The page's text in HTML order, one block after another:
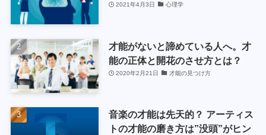
2021年4月3日 心理学
才能がないと諦めている人へ。才
能の正体と開花のさせ方とは？
2020年2月21日 才能の見つけ方
音楽の才能は先天的？ アーティス
トの才能の磨き方は”没頭”がヒン